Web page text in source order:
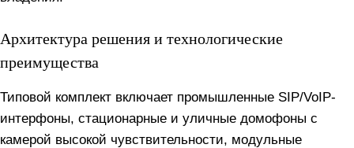
Архитектура решения и технологические
преимущества
Типовой комплект включает промышленные SIP/VoIP-
интерфоны, стационарные и уличные домофоны с
камерой высокой чувствительности, модульные